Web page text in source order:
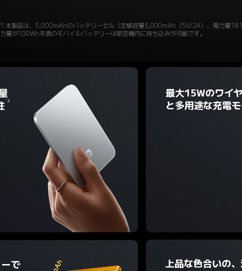
1.本製品は、5,000mAhのバッテリーセル（定格容量3,000mAh（5V/2A）、電力量
力量が100Wh未満のモバイルバッテリーは航空機内に持ち込みが可能です。
最大15Wのワイ
と多用途な充電
2
上品な色合いの
で